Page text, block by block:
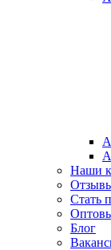
Наши
Стать
Блог